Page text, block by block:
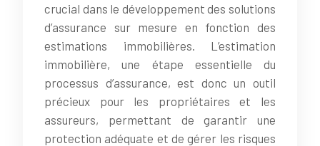
crucial dans le développement des solutions
d’assurance sur mesure en fonction des
estimations immobilières. L’estimation
immobilière, une étape essentielle du
processus d’assurance, est donc un outil
précieux pour les propriétaires et les
assureurs, permettant de garantir une
protection adéquate et de gérer les risques